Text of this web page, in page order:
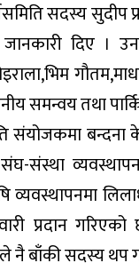
सदस्य सुदीप
दिए ।
समन्वय तथा
बन्दना
संघ-संस्था
प्रदान
बाँकी सदस्य थप